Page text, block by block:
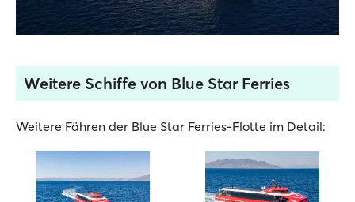
Weitere Schiffe von Blue Star Ferries
Weitere Fähren der Blue Star Ferries-Flotte im Detail: